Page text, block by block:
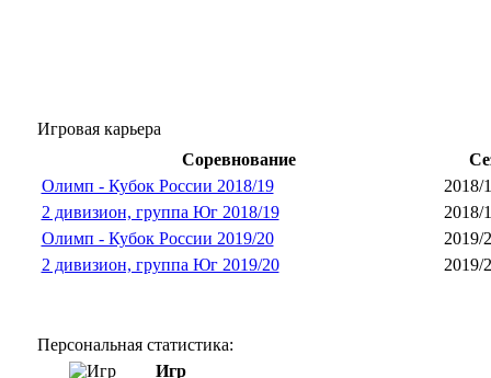
Игровая карьера
Соревнование
Олимп - Кубок России 2018/19
2018/
2 дивизион, группа Юг 2018/19
2018/
Олимп - Кубок России 2019/20
2019/
2 дивизион, группа Юг 2019/20
2019/
Персональная статистика:
Игр